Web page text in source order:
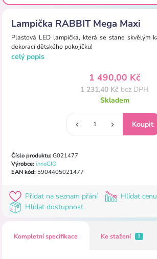
Lampička RABBIT Mega Maxi
Plastová LED lampička, která se stane skvělým
dekorací dětského pokojíčku!
celý popis
1 490,00 Kč
1 231,40 Kč bez DPH
Skladem
Číslo produktu:G021477
Výrobce: innoGIO
EAN kód:5904405021477
Přidat na seznam přání
Hlídat cenu
Hlídat dostupnost
Kompletní specifikace Ke stažení 1